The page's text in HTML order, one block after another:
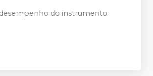
do instrumento